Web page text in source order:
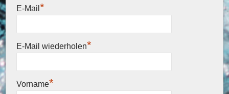
E-Mail*
E-Mail wiederholen*
Vorname*